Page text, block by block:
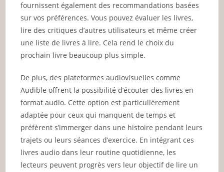
fournissent également des recommandations basées
sur vos préférences. Vous pouvez évaluer les livres,
lire des critiques d’autres utilisateurs et même créer
une liste de livres à lire. Cela rend le choix du
prochain livre beaucoup plus simple.
De plus, des plateformes audiovisuelles comme
Audible offrent la possibilité d’écouter des livres en
format audio. Cette option est particulièrement
adaptée pour ceux qui manquent de temps et
préfèrent s’immerger dans une histoire pendant leurs
trajets ou leurs séances d’exercice. En intégrant ces
livres audio dans leur routine quotidienne, les
lecteurs peuvent progrès vers leur objectif de lire un